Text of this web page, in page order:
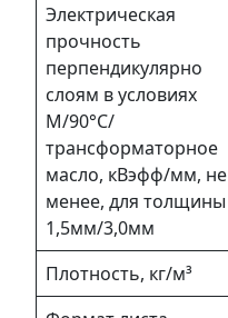
Электрическая
прочность
перпендикулярно
слоям в условиях
М/90°C/
трансформаторное
масло, кВэфф/мм, не
менее, для толщины
1,5мм/3,0мм
Плотность, кг/м³